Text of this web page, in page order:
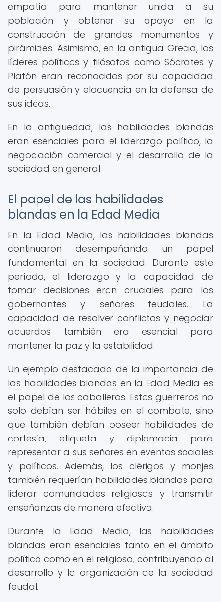
empatía para mantener unida a su
población y obtener su apoyo en la
construcción de grandes monumentos y
pirámides. Asimismo, en la antigua Grecia, los
líderes políticos y filósofos como Sócrates y
Platón eran reconocidos por su capacidad
de persuasión y elocuencia en la defensa de
sus ideas.
En la antigüedad, las habilidades blandas
eran esenciales para el liderazgo político, la
negociación comercial y el desarrollo de la
sociedad en general.
El papel de las habilidades
blandas en la Edad Media
En la Edad Media, las habilidades blandas
continuaron desempeñando un papel
fundamental en la sociedad. Durante este
período, el liderazgo y la capacidad de
tomar decisiones eran cruciales para los
gobernantes y señores feudales. La
capacidad de resolver conflictos y negociar
acuerdos también era esencial para
mantener la paz y la estabilidad.
Un ejemplo destacado de la importancia de
las habilidades blandas en la Edad Media es
el papel de los caballeros. Estos guerreros no
solo debían ser hábiles en el combate, sino
que también debían poseer habilidades de
cortesía, etiqueta y diplomacia para
representar a sus señores en eventos sociales
y políticos. Además, los clérigos y monjes
también requerían habilidades blandas para
liderar comunidades religiosas y transmitir
enseñanzas de manera efectiva.
Durante la Edad Media, las habilidades
blandas eran esenciales tanto en el ámbito
político como en el religioso, contribuyendo al
desarrollo y la organización de la sociedad
feudal.